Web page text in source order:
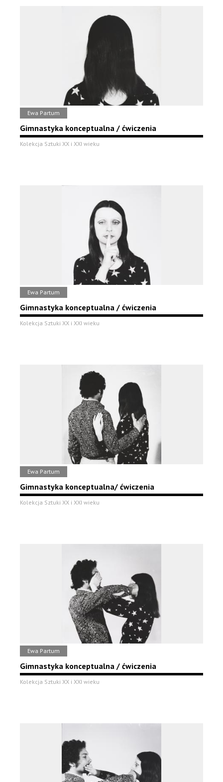
Ewa Partum
Gimnastyka konceptualna / ćwiczenia
Kolekcja Sztuki XX i XXI wieku
Ewa Partum
Gimnastyka konceptualna / ćwiczenia
Kolekcja Sztuki XX i XXI wieku
Ewa Partum
Gimnastyka konceptualna/ ćwiczenia
Kolekcja Sztuki XX i XXI wieku
Ewa Partum
Gimnastyka konceptualna / ćwiczenia
Kolekcja Sztuki XX i XXI wieku